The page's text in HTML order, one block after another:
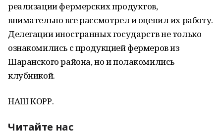
реализации фермерских продуктов,
внимательно все рассмотрел и оценил их работу.
Делегации иностранных государств не только
ознакомились с продукцией фермеров из
Шаранского района, но и полакомились
клубникой.
НАШ КОРР.
Читайте нас